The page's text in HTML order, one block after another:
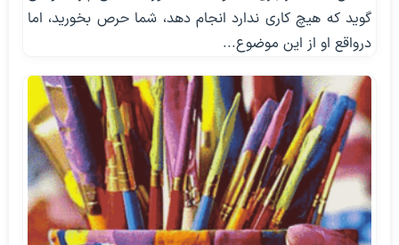
گوید که هیچ کاری ندارد انجام دهد، شما حرص بخورید، اما
درواقع او از این موضوع...